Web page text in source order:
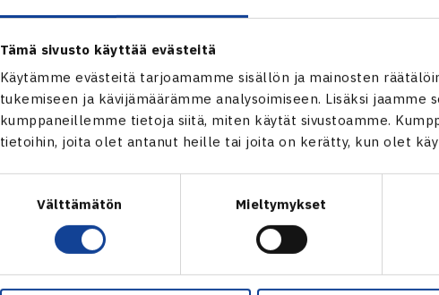
Tämä sivusto käyttää evästeitä
Käytämme evästeitä tarjoamamme sisällön ja mainosten
tukemiseen ja kävijämäärämme analysoimiseen. Lisäksi jaamme
kumppaneillemme tietoja siitä, miten käytät sivustoamme.
tietoihin, joita olet antanut heille tai joita on kerätty, kun olet
Välttämätön Mieltymykset
Jaa: